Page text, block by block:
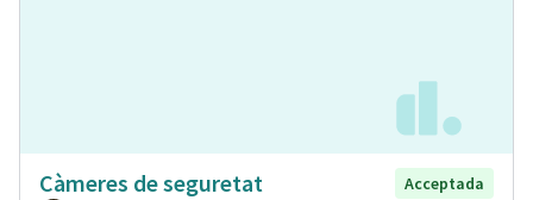
Càmeres de seguretat
Acceptada